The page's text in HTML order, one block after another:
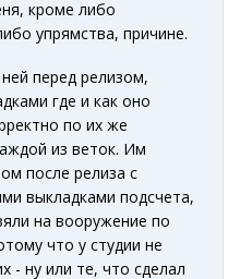
кроме либо
упрямства, причине.
перед релизом,
где и как оно
по их же
из веток. Им
после релиза с
выкладками подсчета,
на вооружение по
что у студии не
- ну или те, что сделал